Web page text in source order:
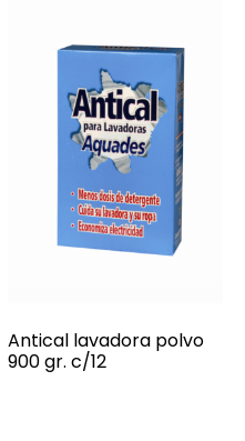
Antical lavadora polvo
900 gr. c/12